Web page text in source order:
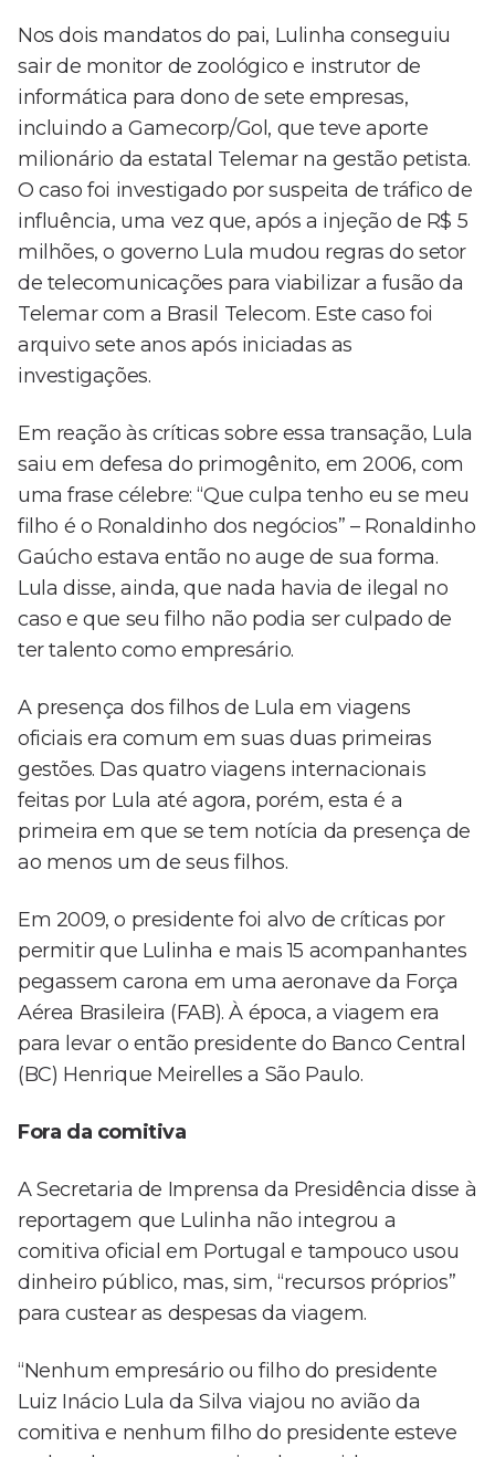
Nos dois mandatos do pai, Lulinha conseguiu
sair de monitor de zoológico e instrutor de
informática para dono de sete empresas,
incluindo a Gamecorp/Gol, que teve aporte
milionário da estatal Telemar na gestão petista.
O caso foi investigado por suspeita de tráfico de
influência, uma vez que, após a injeção de R$ 5
milhões, o governo Lula mudou regras do setor
de telecomunicações para viabilizar a fusão da
Telemar com a Brasil Telecom. Este caso foi
arquivo sete anos após iniciadas as
investigações.
Em reação às críticas sobre essa transação, Lula
saiu em defesa do primogênito, em 2006, com
uma frase célebre: “Que culpa tenho eu se meu
filho é o Ronaldinho dos negócios” – Ronaldinho
Gaúcho estava então no auge de sua forma.
Lula disse, ainda, que nada havia de ilegal no
caso e que seu filho não podia ser culpado de
ter talento como empresário.
A presença dos filhos de Lula em viagens
oficiais era comum em suas duas primeiras
gestões. Das quatro viagens internacionais
feitas por Lula até agora, porém, esta é a
primeira em que se tem notícia da presença de
ao menos um de seus filhos.
Em 2009, o presidente foi alvo de críticas por
permitir que Lulinha e mais 15 acompanhantes
pegassem carona em uma aeronave da Força
Aérea Brasileira (FAB). À época, a viagem era
para levar o então presidente do Banco Central
(BC) Henrique Meirelles a São Paulo.
Fora da comitiva
A Secretaria de Imprensa da Presidência disse à
reportagem que Lulinha não integrou a
comitiva oficial em Portugal e tampouco usou
dinheiro público, mas, sim, “recursos próprios”
para custear as despesas da viagem.
“Nenhum empresário ou filho do presidente
Luiz Inácio Lula da Silva viajou no avião da
comitiva e nenhum filho do presidente esteve